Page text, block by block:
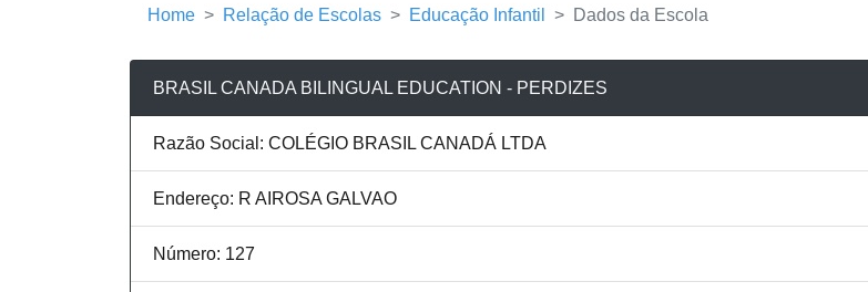
Home Relação de Escolas Educação Infantil Dados da Escola
BRASIL CANADA BILINGUAL EDUCATION - PERDIZES
Razão Social: COLÉGIO BRASIL CANADÁ LTDA
Endereço: R AIROSA GALVAO
Número: 127